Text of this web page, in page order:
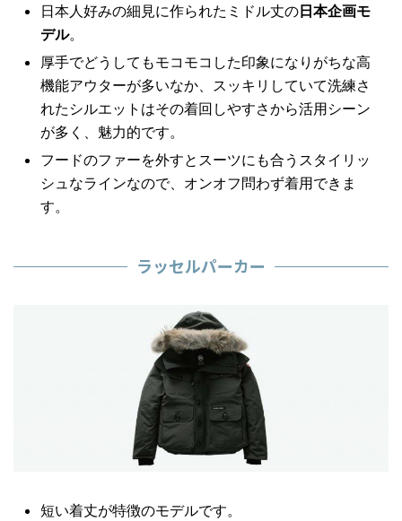
日本人好みの細見に作られたミドル丈の日本企画モ
デル。
厚手でどうしてもモコモコした印象になりがちな高
機能アウターが多いなか、スッキリしていて洗練さ
れたシルエットはその着回しやすさから活用シーン
が多く、魅力的です。
フードのファーを外すとスーツにも合うスタイリッ
シュなラインなので、オンオフ問わず着用できま
す。
ラッセルパーカー
短い着丈が特徴のモデルです。